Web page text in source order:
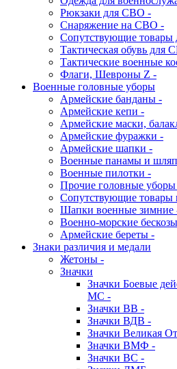
Рюкзаки для СВО -
Снаряжение на СВО -
Сопутствующие товары
Тактическая обувь для
Тактические военные
Флаги, Шевроны Z -
Военные головные уборы
Армейские банданы -
Армейские кепи -
Армейские маски,
Армейские фуражки -
Армейские шапки -
Военные панамы и
Военные пилотки -
Прочие головные уборы
Сопутствующие товары
Шапки военные зимние
Военно-морские
Армейские береты -
Знаки различия и медали
Жетоны -
Значки
Значки Боевые
МС -
Значки ВВ -
Значки ВДВ -
Значки Великая
Значки ВМФ -
Значки ВС -